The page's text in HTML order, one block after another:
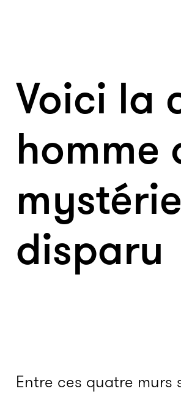
Voici la
homme
disparu
Entre ces quatre murs